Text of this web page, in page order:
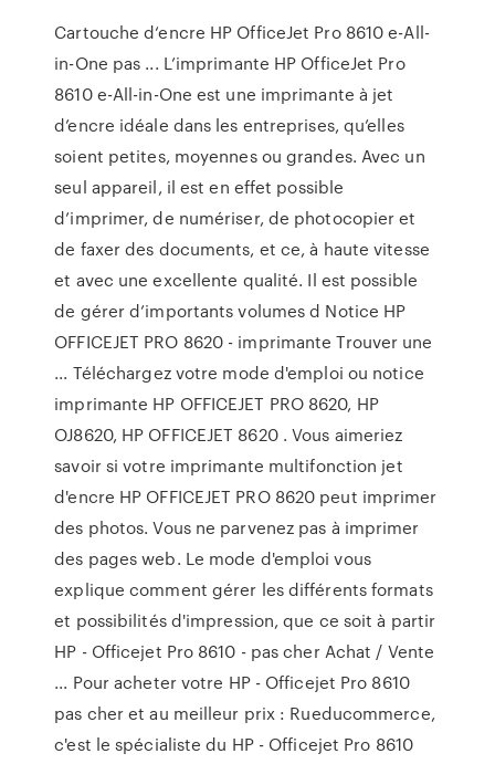
Cartouche d‘encre HP OfficeJet Pro 8610 e-All-
in-One pas ... L’imprimante HP OfficeJet Pro
8610 e-All-in-One est une imprimante à jet
d’encre idéale dans les entreprises, qu’elles
soient petites, moyennes ou grandes. Avec un
seul appareil, il est en effet possible
d’imprimer, de numériser, de photocopier et
de faxer des documents, et ce, à haute vitesse
et avec une excellente qualité. Il est possible
de gérer d’importants volumes d Notice HP
OFFICEJET PRO 8620 - imprimante Trouver une
... Téléchargez votre mode d'emploi ou notice
imprimante HP OFFICEJET PRO 8620, HP
OJ8620, HP OFFICEJET 8620 . Vous aimeriez
savoir si votre imprimante multifonction jet
d'encre HP OFFICEJET PRO 8620 peut imprimer
des photos. Vous ne parvenez pas à imprimer
des pages web. Le mode d'emploi vous
explique comment gérer les différents formats
et possibilités d'impression, que ce soit à partir
HP - Officejet Pro 8610 - pas cher Achat / Vente
... Pour acheter votre HP - Officejet Pro 8610
pas cher et au meilleur prix : Rueducommerce,
c'est le spécialiste du HP - Officejet Pro 8610